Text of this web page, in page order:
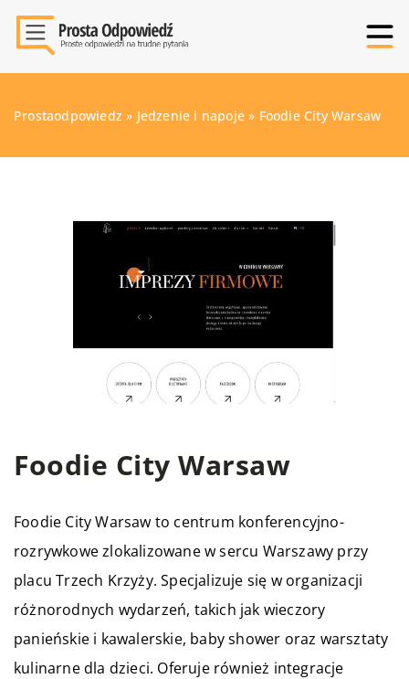
Prostaodpowiedz » Jedzenie i napoje » Foodie City Warsaw
Foodie City Warsaw
Foodie City Warsaw to centrum konferencyjno-
rozrywkowe zlokalizowane w sercu Warszawy przy
placu Trzech Krzyży. Specjalizuje się w organizacji
różnorodnych wydarzeń, takich jak wieczory
panieńskie i kawalerskie, baby shower oraz warsztaty
kulinarne dla dzieci. Oferuje również integracje